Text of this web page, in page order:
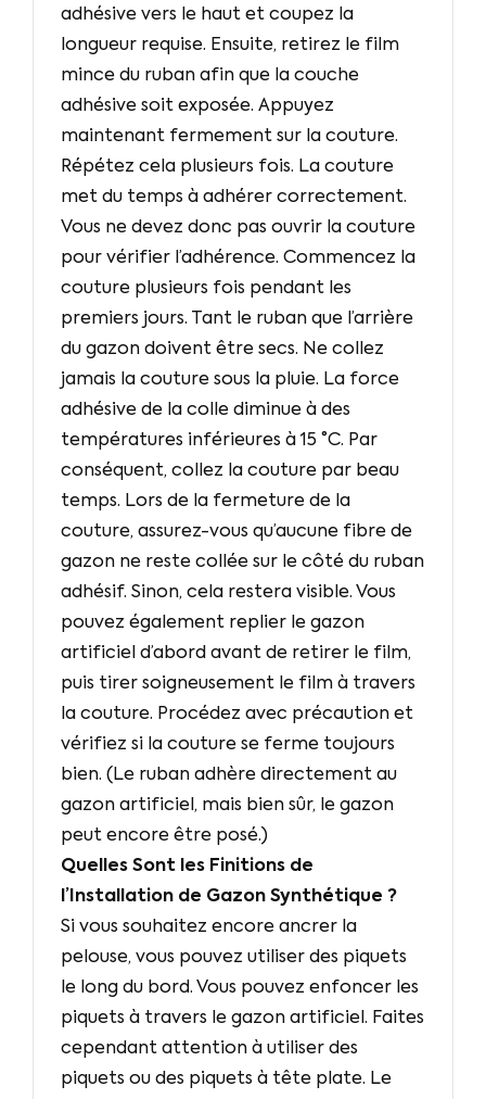
adhésive vers le haut et coupez la
longueur requise. Ensuite, retirez le film
mince du ruban afin que la couche
adhésive soit exposée. Appuyez
maintenant fermement sur la couture.
Répétez cela plusieurs fois. La couture
met du temps à adhérer correctement.
Vous ne devez donc pas ouvrir la couture
pour vérifier l’adhérence. Commencez la
couture plusieurs fois pendant les
premiers jours. Tant le ruban que l’arrière
du gazon doivent être secs. Ne collez
jamais la couture sous la pluie. La force
adhésive de la colle diminue à des
températures inférieures à 15 °C. Par
conséquent, collez la couture par beau
temps. Lors de la fermeture de la
couture, assurez-vous qu’aucune fibre de
gazon ne reste collée sur le côté du ruban
adhésif. Sinon, cela restera visible. Vous
pouvez également replier le gazon
artificiel d’abord avant de retirer le film,
puis tirer soigneusement le film à travers
la couture. Procédez avec précaution et
vérifiez si la couture se ferme toujours
bien. (Le ruban adhère directement au
gazon artificiel, mais bien sûr, le gazon
peut encore être posé.)
Quelles Sont les Finitions de
l’Installation de Gazon Synthétique ?
Si vous souhaitez encore ancrer la
pelouse, vous pouvez utiliser des piquets
le long du bord. Vous pouvez enfoncer les
piquets à travers le gazon artificiel. Faites
cependant attention à utiliser des
piquets ou des piquets à tête plate. Le